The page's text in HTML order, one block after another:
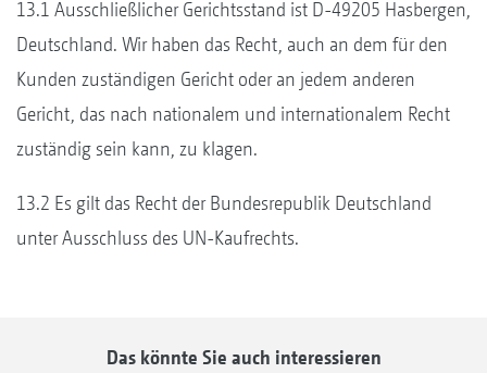
13.1 Ausschließlicher Gerichtsstand ist D-49205 Hasbergen,
Deutschland. Wir haben das Recht, auch an dem für den
Kunden zuständigen Gericht oder an jedem anderen
Gericht, das nach nationalem und internationalem Recht
zuständig sein kann, zu klagen.
13.2 Es gilt das Recht der Bundesrepublik Deutschland
unter Ausschluss des UN-Kaufrechts.
Das könnte Sie auch interessieren